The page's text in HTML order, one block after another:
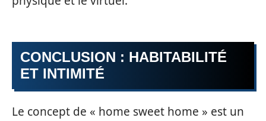
CONCLUSION : HABITABILITÉ
ET INTIMITÉ
Le concept de « home sweet home » est un